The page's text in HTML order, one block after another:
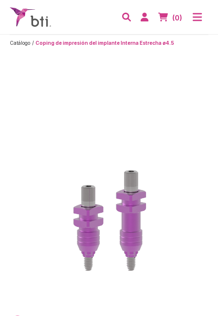
BTI - Human Tecnology
Acceder
Nº de
(0)
Catálogo Coping de impresión del implante Interna Estrecha ø4.5